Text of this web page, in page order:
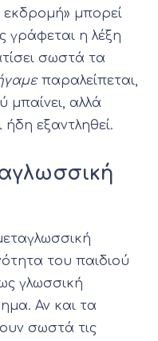
μπορεί
γράφεται η λέξη
σωστά τα
παραλείπεται,
μπαίνει, αλλά
εξαντληθεί.
του παιδιού
γλωσσική
Αν και τα
σωστά τις